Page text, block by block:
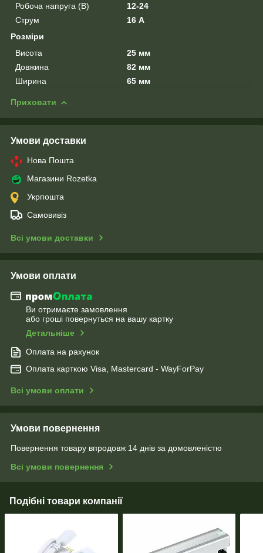
Робоча напруга (В)
12-24
Струм
16 А
Розміри
Висота
25 мм
Довжина
82 мм
Ширина
65 мм
Приховати
Умови доставки
Нова Пошта
Магазини Rozetka
Укрпошта
Самовивіз
Всі умови доставки
Умови оплати
Ви отримаєте замовлення
або гроші повернуться на вашу картку
Детальніше
Оплата на рахунок
Оплата карткою Visa, Mastercard - WayForPay
Всі умови оплати
Умови повернення
Повернення товару впродовж 14 днів за домовленістю
Всі умови повернення
Подібні товари компанії